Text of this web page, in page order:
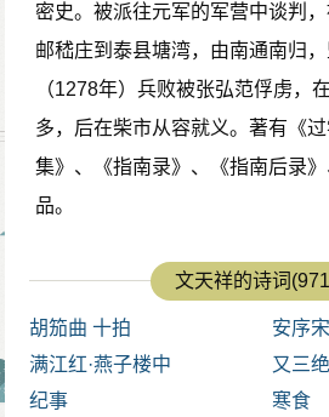
密史。被派往元军的军营中谈判
邮嵇庄到泰县塘湾，由南通南归
（1278年）兵败被张弘范俘虏，
多，后在柴市从容就义。著有《
集》、《指南录》、《指南后录
品。
文天祥的诗词
胡笳曲 十拍
安序
联事
满江红·燕子楼中
又三绝
纪事
寒食